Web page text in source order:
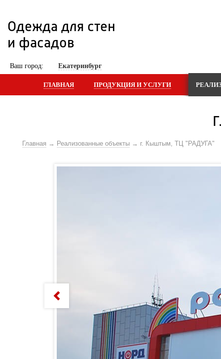
Одежда для стен
и фасадов
Ваш город: Екатеринбург
ГЛАВНАЯ ПРОДУКЦИЯ И УСЛУГИ
Главная Реализованные объекты г. Кыштым, ТЦ "РАДУГА"